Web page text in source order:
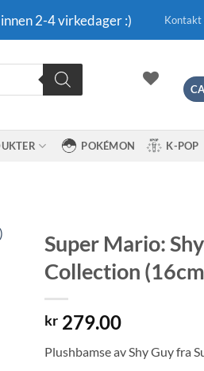
2-4 virkedager :) Kontakt
POKÉMON K-POP
Super Mario:
Collection
kr279.00
Plushbamse av Shy Guy fra